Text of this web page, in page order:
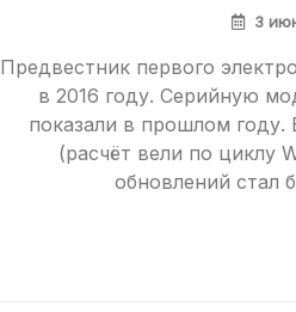
3
Предвестник первого
в 2016 году. Серийную
показали в прошлом году.
(расчёт вели по циклу
обновлений стал